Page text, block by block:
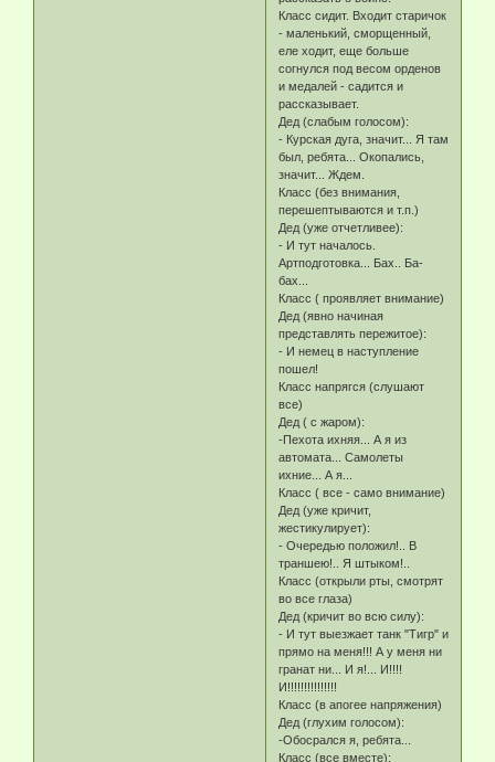
Класс сидит. Входит старичок
- маленький, сморщенный,
еле ходит, еще больше
согнулся под весом орденов
и медалей - садится и
рассказывает.
Дед (слабым голосом):
- Курская дуга, значит... Я там
был, ребята... Окопались,
значит... Ждем.
Класс (без внимания,
перешептываются и т.п.)
Дед (уже отчетливее):
- И тут началось.
Артподготовка... Бах.. Ба-
бах...
Класс ( проявляет внимание)
Дед (явно начиная
представлять пережитое):
- И немец в наступление
пошел!
Класс напрягся (слушают
все)
Дед ( с жаром):
-Пехота ихняя... А я из
автомата... Самолеты
ихние... А я...
Класс ( все - само внимание)
Дед (уже кричит,
жестикулирует):
- Очередью положил!.. В
траншею!.. Я штыком!..
Класс (открыли рты, смотрят
во все глаза)
Дед (кричит во всю силу):
- И тут выезжает танк "Тигр" и
прямо на меня!!! А у меня ни
гранат ни... И я!... И!!!!
И!!!!!!!!!!!!!!!
Класс (в апогее напряжения)
Дед (глухим голосом):
-Обосрался я, ребята...
Класс (все вместе):